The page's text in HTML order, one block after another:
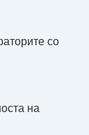
со
на